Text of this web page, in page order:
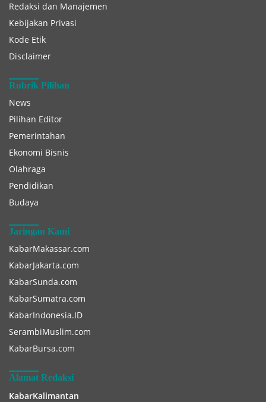
Redaksi dan Manajemen
Kebijakan Privasi
Kode Etik
Disclaimer
Rubrik Pilihan
News
Pilihan Editor
Pemerintahan
Ekonomi Bisnis
Olahraga
Pendidikan
Budaya
Jaringan Kami
KabarMakassar.com
KabarJakarta.com
KabarSunda.com
KabarSumatra.com
KabarIndonesia.ID
SerambiMuslim.com
KabarBursa.com
Alamat Redaksi
KabarKalimantan